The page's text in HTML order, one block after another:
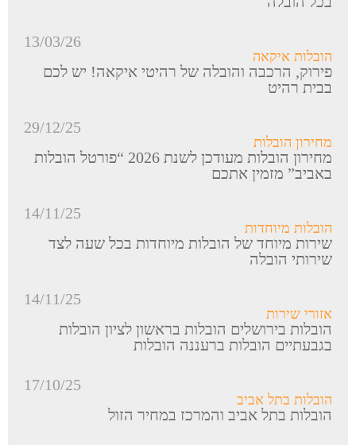
13/03/26
הובלות איקאה
פירוק, הרכבה והובלה של רהיטי איקאה! יש לכם
בבית רהיט
29/12/25
מחירון הובלות
מחירון הובלות מעודכן לשנת 2026 “פורטל הובלות
באביב” מזמין אתכם
14/11/25
הובלות מיוחדות
שירות מיוחד של הובלות מיוחדות בכל שעה לצד
שירותי הובלה
14/11/25
אזורי שירות
הובלות בירושלים הובלות בראשון לציון הובלות
בגבעתיים הובלות ברעננה הובלות
17/10/25
הובלות בתל אביב
הובלות בתל אביב והמרכז במחיר הזול